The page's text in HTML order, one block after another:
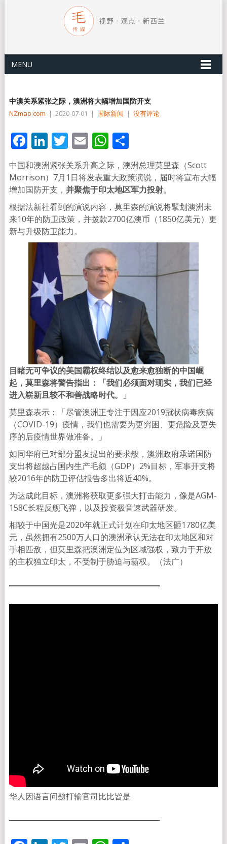
MENU
中澳关系紧张之际，澳洲将大幅增加国防开支
NZmao com | 2020-07-01 | 国际新闻 | 没有评论
Facebook
LinkedIn
Twitter
EmailWhatsApp
分
享
中国和澳洲紧张关系升高之际，澳洲总理莫里森（Scott
Morrison）7月1日将发表重大政策演说，届时将宣布大幅
增加国防开支， 并聚焦于印太地区军力投射。
根据法新社看到的演说内容，莫里森的演说将擘划澳洲未
来10年的防卫政策，并拨款2700亿澳币（1850亿美元）更
新与升级防卫能力。
目睹无可争议的美国霸权终结以及愈来愈独断的中国崛
起，莫里森将警告指出：「我们必须面对现实，我们已经
进入崭新且较不和善战略时代。」
莫里森表示：「尽管澳洲正专注于因应2019冠状病毒疾病
（COVID-19）疫情，我们也需要为更穷困、更危险及更失
序的后疫情世界做准备。」
如同华府已对部分盟友提出的要求般，澳洲政府承诺国防
支出将超越占国内生产毛额（GDP）2%目标，军事开支将
较2016年的防卫评估报告多出将近40%。
为达成此目标，澳洲将获取更多强大打击能力，像是AGM-
158C长程反舰飞弹，以及投资极音速武器研发。
相较于中国光是2020年就正式计划在印太地区砸1780亿美
元，虽然拥有2500万人口的澳洲承认无法在印太地区和对
手相匹敌，但莫里森把澳洲定位为区域强权，致力于开放
的主权独立印太，不受制于胁迫与霸权。（法广）
华人因语言问题打输官司比比皆是